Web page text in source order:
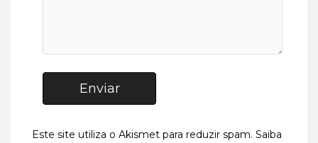
Enviar
Este site utiliza o Akismet para reduzir spam. Saiba